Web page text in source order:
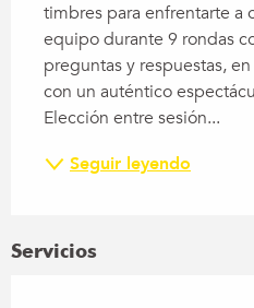
timbres para enfrentarte a
equipo durante 9 rondas
preguntas y respuestas,
con un auténtico
Elección entre sesión...
Seguir leyendo
Servicios